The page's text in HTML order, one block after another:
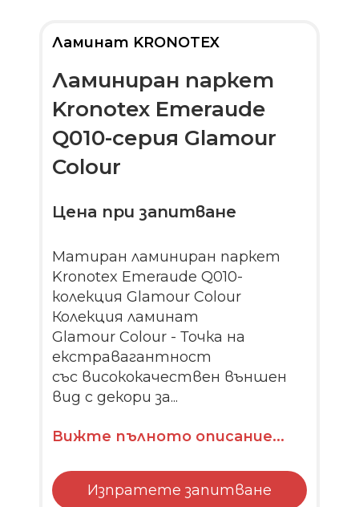
Ламинат KRONOTEX
Ламиниран паркет
Kronotex Emeraude
Q010-серия Glamour
Colour
Цена при запитване
Матиран ламиниран паркет
Kronotex Emeraude Q010-
колекция Glamour Colour
Колекция ламинат
Glamour Colour - Точка на
екстравагантност
със висококачествен външен
вид с декори за...
Вижте пълното описание...
Изпратете запитване